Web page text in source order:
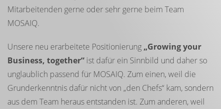
Mitarbeitenden gerne oder sehr gerne beim Team
MOSAIQ.
Unsere neu erarbeitete Positionierung „Growing your
Business, together“ ist dafür ein Sinnbild und daher so
unglaublich passend für MOSAIQ. Zum einen, weil die
Grunderkenntnis dafür nicht von „den Chefs“ kam, sondern
aus dem Team heraus entstanden ist. Zum anderen, weil